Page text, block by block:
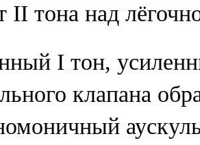
II тона над
I тон,
клапана